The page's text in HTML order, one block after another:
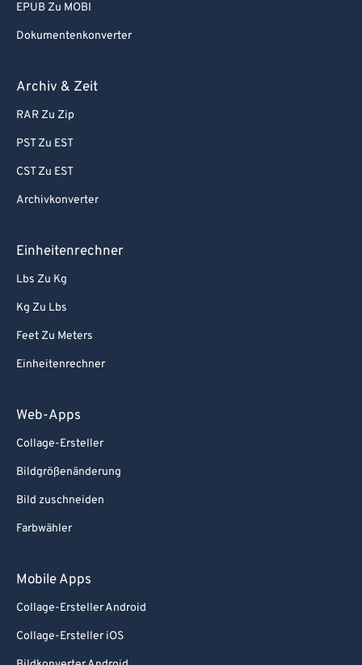
EPUB Zu MOBI
Dokumentenkonverter
Archiv & Zeit
RAR Zu Zip
PST Zu EST
CST Zu EST
Archivkonverter
Einheitenrechner
Lbs Zu Kg
Kg Zu Lbs
Feet Zu Meters
Einheitenrechner
Web-Apps
Collage-Ersteller
Bildgrößenänderung
Bild zuschneiden
Farbwähler
Mobile Apps
Collage-Ersteller Android
Collage-Ersteller iOS